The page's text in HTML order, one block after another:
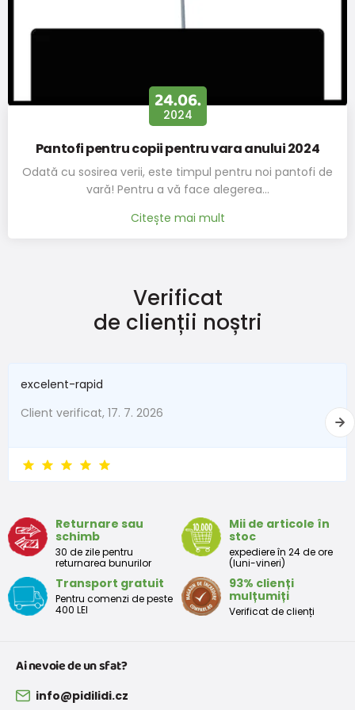
24.06.
2024
Pantofi pentru copii pentru vara anului 2024
Odată cu sosirea verii, este timpul pentru noi pantofi de
vară! Pentru a vă face alegerea…
Citește mai mult
Verificat
de clienții noștri
excelent-rapid
Client verificat, 17. 7. 2026
Returnare sau
schimb
30 de zile pentru
returnarea bunurilor
Mii de articole în
stoc
expediere în 24 de ore
(luni-vineri)
Transport gratuit
Pentru comenzi de peste
400 LEI
93% clienți
mulțumiți
Verificat de clienți
Ai nevoie de un sfat?
info@pidilidi.cz